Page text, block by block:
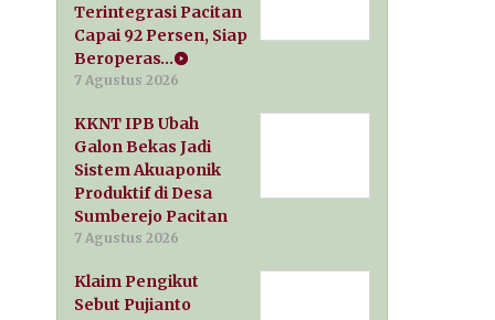
Terintegrasi Pacitan
Capai 92 Persen, Siap
Beroperas…
7 Agustus 2026
KKNT IPB Ubah
Galon Bekas Jadi
Sistem Akuaponik
Produktif di Desa
Sumberejo Pacitan
7 Agustus 2026
Klaim Pengikut
Sebut Pujianto